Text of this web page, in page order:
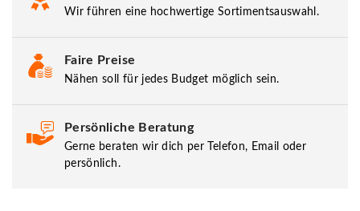
Wir führen eine hochwertige Sortimentsauswahl.
Faire Preise
Nähen soll für jedes Budget möglich sein.
Persönliche Beratung
Gerne beraten wir dich per Telefon, Email oder
persönlich.